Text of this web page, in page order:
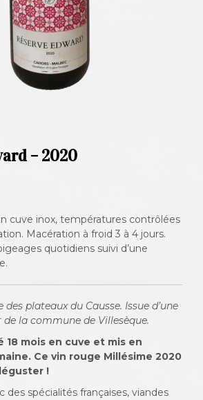
– 2020
cuve inox, températures contrôlées
Macération à froid 3 à 4 jours.
quotidiens suivi d’une
plateaux du Causse. Issue d’une
la commune de Villesèque.
18 mois en cuve et mis en
Ce vin rouge Millésime 2020
!
des spécialités françaises, viandes